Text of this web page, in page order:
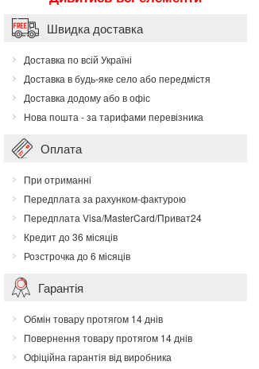
Швидка доставка
Доставка по всій Україні
Доставка в будь-яке село або передмістя
Доставка додому або в офіс
Нова пошта - за тарифами перевізника
Оплата
При отриманні
Передплата за рахунком-фактурою
Передплата Visa/MasterCard/Приват24
Кредит до 36 місяців
Розстрочка до 6 місяців
Гарантія
Обмін товару протягом 14 днів
Повернення товару протягом 14 днів
Офіційна гарантія від виробника